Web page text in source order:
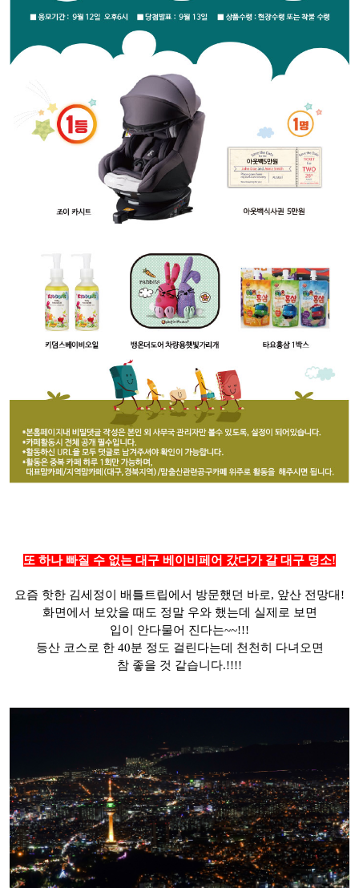
또 하나 빠질 수 없는 대구 베이비페어 갔다가 갈 대구 명소!
요즘 핫한 김세정이 배틀트립에서 방문했던 바로, 앞산 전망대!
화면에서 보았을 때도 정말 우와 했는데 실제로 보면
입이 안다물어 진다는~~!!!
등산 코스로 한 40분 정도 걸린다는데 천천히 다녀오면
참 좋을 것 같습니다.!!!!